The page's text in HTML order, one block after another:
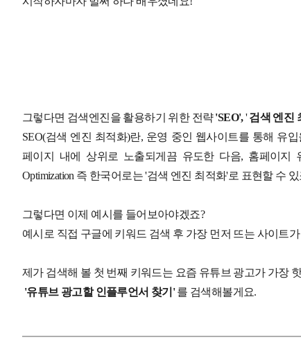
그렇다면 검색엔진을 활용하기 위한 전략 'SEO',' 검색 엔진
SEO(검색 엔진 최적화)란, 운영 중인 웹사이트를 통해 유
페이지 내에 상위로 노출되게끔 유도한 다음, 홈페이지
Optimization 즉 한국어로는 '검색 엔진 최적화'로 표현할 수
그렇다면 이제 예시를 들어보아야겠죠?
예시로 직접 구글에 키워드 검색 후 가장 먼저 뜨는 사이트
제가 검색해 볼 첫 번째 키워드는 요즘 유튜브 광고가 가장
'유튜브 광고할 인플루언서 찾기' 를 검색해볼게요.